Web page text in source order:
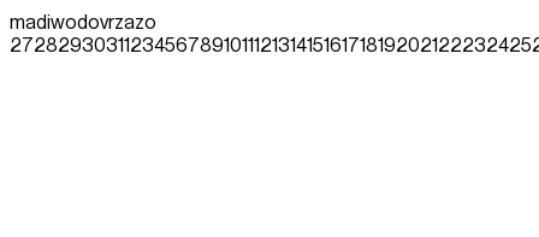
madiwodovrzazo
272829303112345678910111213141516171819202122232425